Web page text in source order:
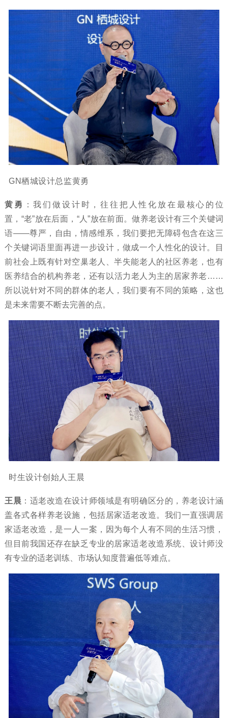
GN栖城设计总监黄勇
黄勇
：我们做设计时，往往把人性化放在最核心的位
置，“老”放在后面，“人”放在前面。做养老设计有三个关键词
语——尊严，自由，情感维系，我们要把无障碍包含在这三
个关键词语里面再进一步设计，做成一个人性化的设计。目
前社会上既有针对空巢老人、半失能老人的社区养老，也有
医养结合的机构养老，还有以活力老人为主的居家养老……
所以说针对不同的群体的老人，我们要有不同的策略，这也
是未来需要不断去完善的点。
时生设计创始人王晨
王晨 ：适老改造在设计师领域是有明确区分的，养老设计涵
盖各式各样养老设施，包括居家适老改造。我们一直强调居
家适老改造，是一人一案，因为每个人有不同的生活习惯，
但目前我国还存在缺乏专业的居家适老改造系统、设计师没
有专业的适老训练、市场认知度普遍低等难点。